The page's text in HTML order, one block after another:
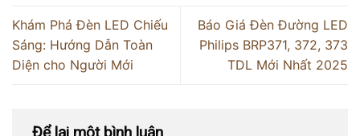
Khám Phá Đèn LED Chiếu
Sáng: Hướng Dẫn Toàn
Diện cho Người Mới
Báo Giá Đèn Đường LED
Philips BRP371, 372, 373
TDL Mới Nhất 2025